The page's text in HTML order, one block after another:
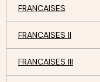
FRANCAISES
FRANCAISES II
FRANCAISES III